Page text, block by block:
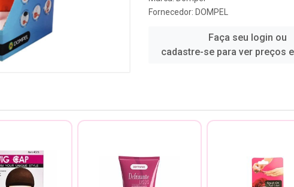
Fornecedor: DOMPEL
Faça seu login ou
cadastre-se para ver preços